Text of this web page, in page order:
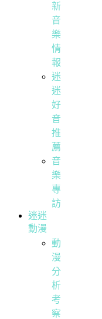
新
音
樂
情
報
迷
迷
好
音
推
薦
音
樂
專
訪
迷迷
動漫
動
漫
分
析
考
察